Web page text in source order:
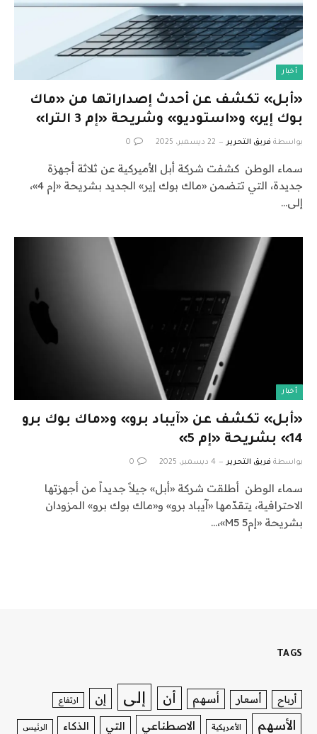
أخبار
«أبل» تكشف عن أحدث إصداراتها من «ماك
بوك إير» و«استوديو» وشريحة «إم 3 الترا»
بواسطة فريق التحرير 22 ديسمبر، 2025 0
سماء الوطن كشفت شركة أبل الأميركية عن ثلاثة أجهزة
جديدة، التي تتضمن «ماك بوك إير» الجديد بشريحة «إم 4»،
إلى…
أخبار
«أبل» تكشف عن «آيباد برو» و«ماك بوك برو
14» بشريحة «إم 5»
بواسطة فريق التحرير 4 ديسمبر، 2025 0
سماء الوطن أطلقت شركة «أبل» جيلاً جديداً من أجهزتها
الاحترافية، يتقدّمها «آيباد برو» و«ماك بوك برو» المزودان
بشريحة «إم5 M5»،…
TAGS
أرباح أسعار أسهم أن إلى إن ارتفاع
الأسهم الأمريكية الاصطناعي التي الذكاء الرئيس